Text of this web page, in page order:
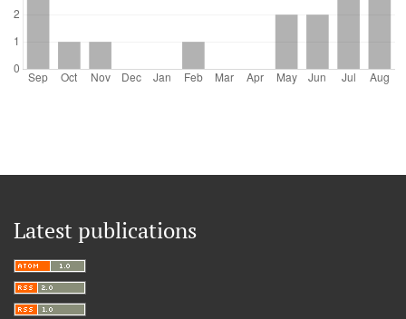
Latest publications